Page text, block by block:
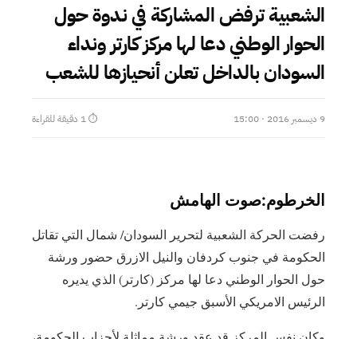
الشعبية ترفض المشاركة في ندوة حول
الحوار الوطني دعا لها مركز كارتر ونداء
السودان بالداخل تعلن أنحيازها للشعب
9 ديسمبر 2016 · 15:00 ⏱ 1 دقيقة للقراءة
‎رفضت الحركة الشعبية لتحرير السودان/ شمال التي تقاتل
الحكومة في جنوب كردفان والنيل الازرق حضور ورشة
حول الحوار الوطني دعا لها مركز (كارتر) الذي يديره
الرئيس الامريكي الأسبق جيمي كارتر.